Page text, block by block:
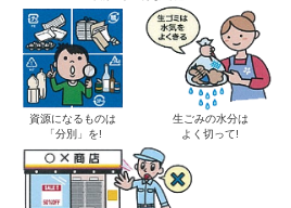
資源になるものは
「分別」を!
生ごみの水分は
よく切って!